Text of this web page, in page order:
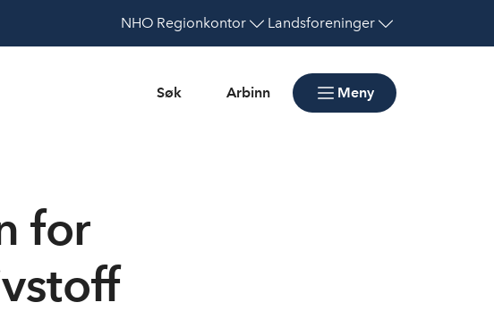
NHO Regionkontor Landsforeninger
Søk Arbinn Meny
for